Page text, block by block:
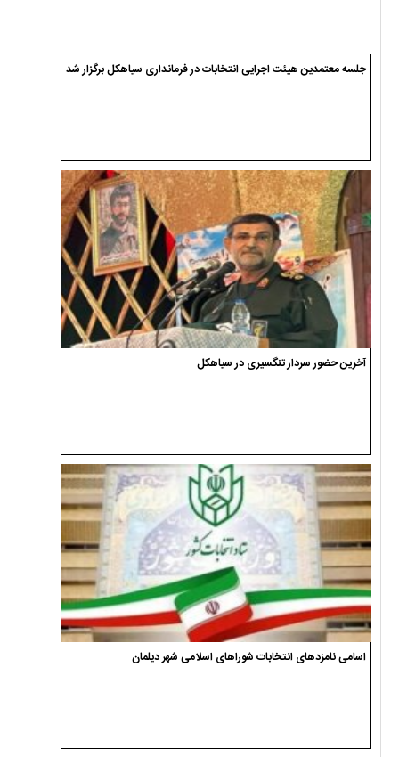
جلسه معتمدین هیئت اجرایی انتخابات در فرمانداری سیاهکل برگزار شد
آخرین حضور سردار تنگسیری در سیاهکل
اسامی نامزدهای انتخابات شوراهای اسلامی شهر دیلمان